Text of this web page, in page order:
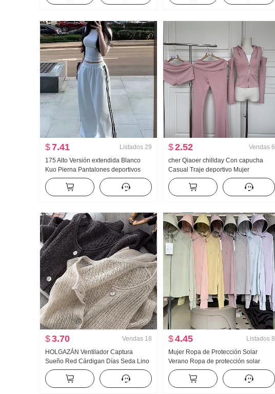
Conjunto Transmisión en vivo Alto
Cárdigan
$7.41 Listados 29
175 Alto Versión extendida Blanco
Kuo Pierna Pantalones deportivos
Mujer Primavera y otoño Nuevo
Versátil Rayas Casual Arrastrando
Pantalones
$2.52 Vendas 6
cher Qiaoer chillday Con capucha
Casual Traje deportivo Mujer
Primavera Hombros descubiertos
Abrigo pantalones acampanados
Conjunto de tres piezas
$3.70 Vendas 18
HOLGAZÁN Ventilador Captura
Sueño Red Cárdigan Días Seda Lino
Hecho a mano Selección Agujero
Calado tejido de punto Cárdigan
Mujer Acondicionador de aire Camisa
$4.45 Listados 8
Mujer Ropa de Protección Solar
Verano Ropa de protección solar
Nailon Versión ligera Hielo Seda
Transpirable Abrigo Holgado Talla
grande Sudadera con capucha